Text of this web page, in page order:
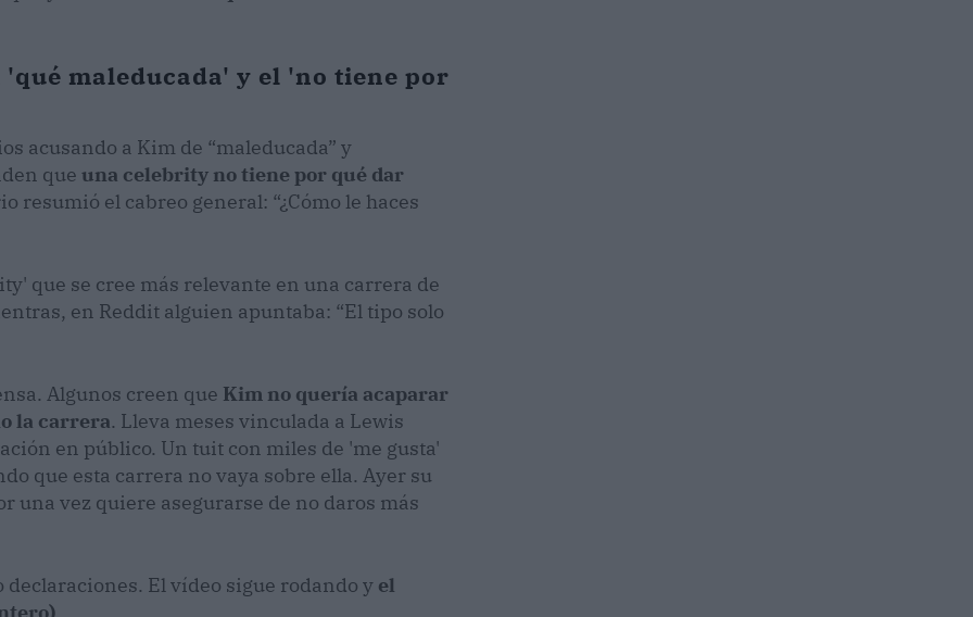
maleducada' y el 'no tiene por
acusando a Kim de “maleducada” y
que una celebrity no tiene por qué dar
resumió el cabreo general: “¿Cómo le haces
que se cree más relevante en una carrera de
en Reddit alguien apuntaba: “El tipo solo
Algunos creen que Kim no quería acaparar
la carrera. Lleva meses vinculada a Lewis
en público. Un tuit con miles de 'me gusta'
que esta carrera no vaya sobre ella. Ayer su
una vez quiere asegurarse de no daros más
El vídeo sigue rodando y el